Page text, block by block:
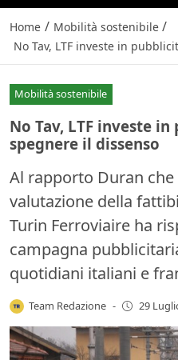
Home / Mobilità sostenibile /
No Tav, LTF investe in
Mobilità sostenibile
No Tav, LTF investe
spegnere il dissenso
Al rapporto Duran
valutazione della
Turin Ferroviaire ha
campagna
quotidiani italiani e
Team Redazione - 29